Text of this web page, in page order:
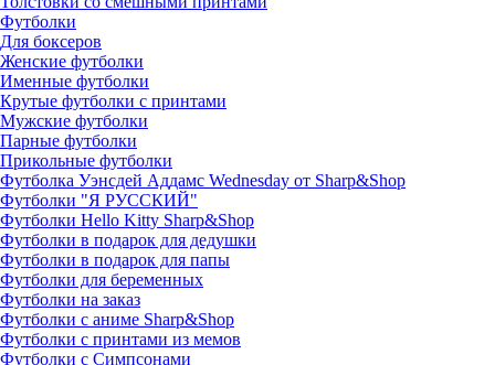
Футболки
Для боксеров
Женские футболки
Именные футболки
Крутые футболки с принтами
Мужские футболки
Парные футболки
Прикольные футболки
Футболка Уэнсдей Аддамс Wednesday от Sharp&Shop
Футболки "Я РУССКИЙ"
Футболки Hello Kitty Sharp&Shop
Футболки в подарок для дедушки
Футболки в подарок для папы
Футболки для беременных
Футболки на заказ
Футболки с аниме Sharp&Shop
Футболки с принтами из мемов
Футболки с Симпсонами